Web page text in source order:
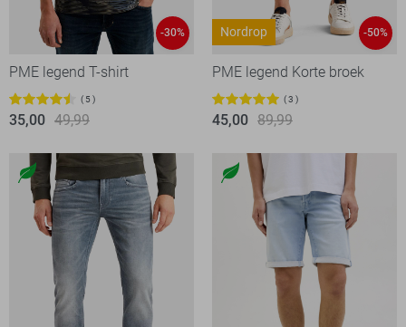
-30%
PME legend T-shirt
5
35,00 49,99
Nordrop -50%
PME legend Korte broek
3
45,00 89,99